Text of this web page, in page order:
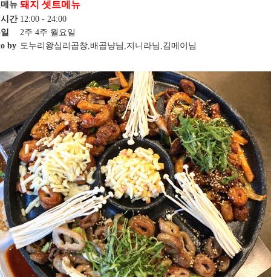
뉴 돼지 셋트메뉴
간 12:00 - 24:00
2주 4주 월요일
by 도누리왕십리곱창,배곱냥님,지니라님,김메이님